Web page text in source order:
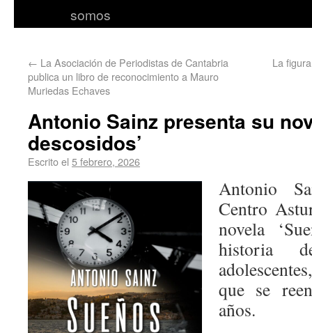
somos
← La Asociación de Periodistas de Cantabria
publica un libro de reconocimiento a Mauro
Muriedas Echaves
La
Antonio Sainz presenta su
descosidos’
Escrito el 5 febrero, 2026
Antonio
Centro
novela
historia
que se
años.